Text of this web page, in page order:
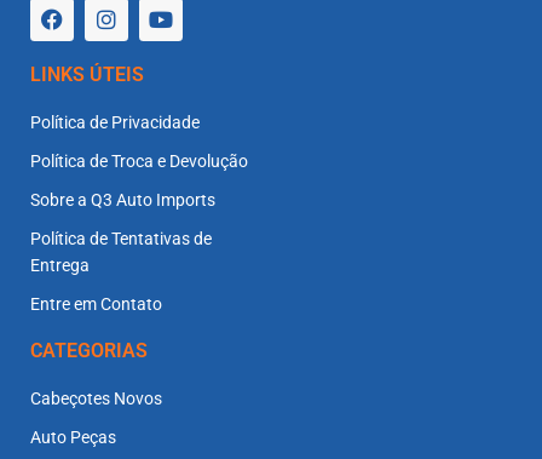
LINKS ÚTEIS
Política de Privacidade
Política de Troca e Devolução
Sobre a Q3 Auto Imports
Política de Tentativas de
Entrega
Entre em Contato
CATEGORIAS
Cabeçotes Novos
Auto Peças